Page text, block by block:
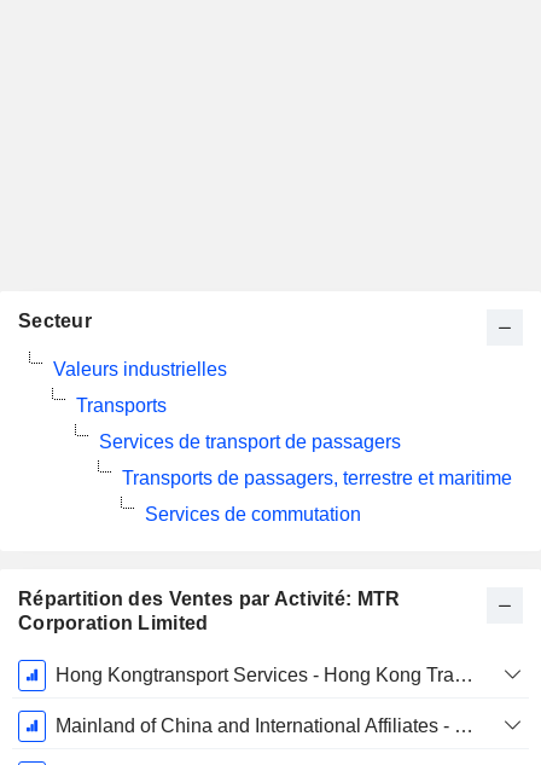
Répartition des Ventes par Activité: MTR
Corporation Limited
Période
Fiscale:
Décembre
Hong Kongtransport Services - Hong Kong Transport Operations
Mainland of China and International Affiliates - Mainland of China and International Railway, Property Rental and Management Businesses
Secteur
Valeurs industrielles
Transports
Services de transport de passagers
Transports de passagers, terrestre et maritime
Services de commutation